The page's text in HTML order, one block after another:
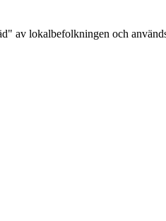
av lokalbefolkningen och